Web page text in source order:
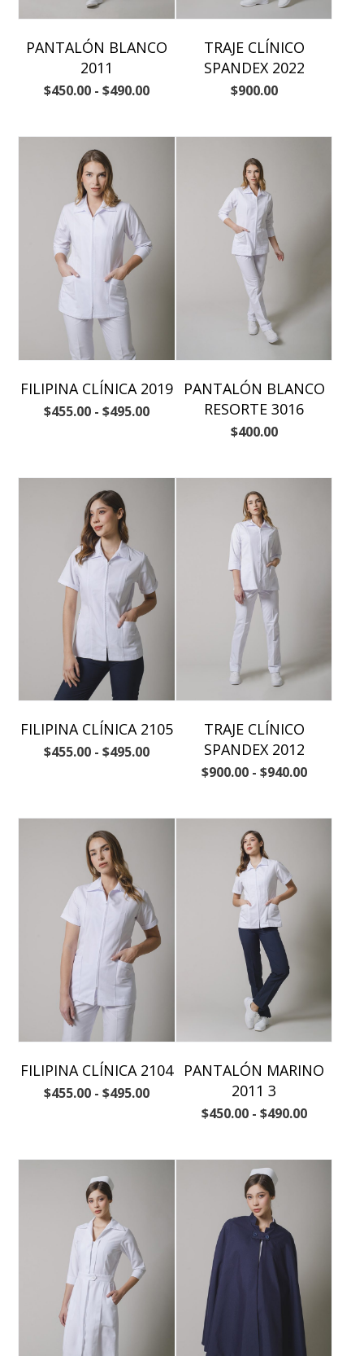
PANTALÓN BLANCO
2011
$450.00 - $490.00
TRAJE CLÍNICO
SPANDEX 2022
$900.00
FILIPINA CLÍNICA 2019
$455.00 - $495.00
PANTALÓN BLANCO
RESORTE 3016
$400.00
FILIPINA CLÍNICA 2105
$455.00 - $495.00
TRAJE CLÍNICO
SPANDEX 2012
$900.00 - $940.00
FILIPINA CLÍNICA 2104
$455.00 - $495.00
PANTALÓN MARINO
2011 3
$450.00 - $490.00